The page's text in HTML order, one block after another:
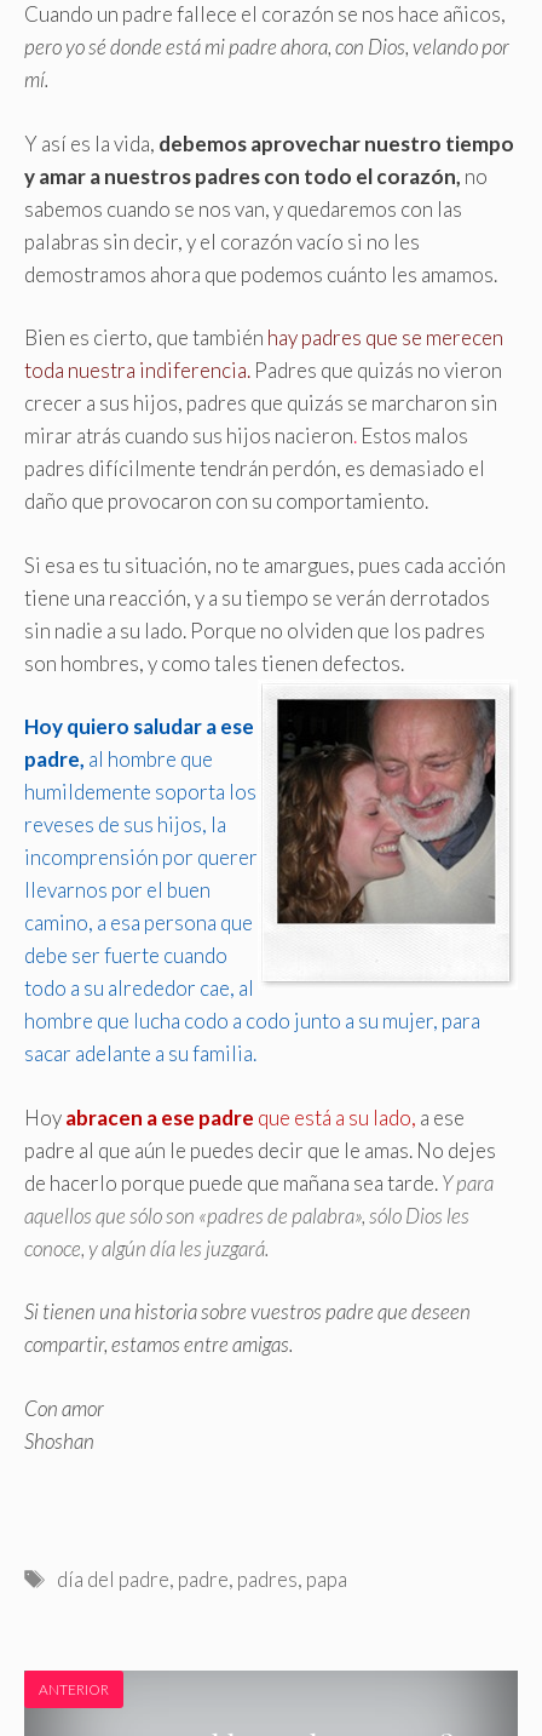
Cuando un padre fallece el corazón se nos hace añicos,
pero yo sé donde está mi padre ahora, con Dios, velando por
mí.
Y así es la vida, debemos aprovechar nuestro tiempo
y amar a nuestros padres con todo el corazón, no
sabemos cuando se nos van, y quedaremos con las
palabras sin decir, y el corazón vacío si no les
demostramos ahora que podemos cuánto les amamos.
Bien es cierto, que también hay padres que se merecen
toda nuestra indiferencia. Padres que quizás no vieron
crecer a sus hijos, padres que quizás se marcharon sin
mirar atrás cuando sus hijos nacieron. Estos malos
padres difícilmente tendrán perdón, es demasiado el
daño que provocaron con su comportamiento.
Si esa es tu situación, no te amargues, pues cada acción
tiene una reacción, y a su tiempo se verán derrotados
sin nadie a su lado. Porque no olviden que los padres
son hombres, y como tales tienen defectos.
Hoy quiero saludar a ese
padre, al hombre que
humildemente soporta los
reveses de sus hijos, la
incomprensión por querer
llevarnos por el buen
camino, a esa persona que
debe ser fuerte cuando
todo a su alrededor cae, al
hombre que lucha codo a codo junto a su mujer, para
sacar adelante a su familia.
Hoyabracen a ese padre que está a su lado, a ese
padre al que aún le puedes decir que le amas. No dejes
de hacerlo porque puede que mañana sea tarde.Y para
aquellos que sólo son «padres de palabra», sólo Dios les
conoce, y algún día les juzgará.
Si tienen una historia sobre vuestros padre que deseen
compartir, estamos entre amigas.
Con amor
Shoshan
Etiquetas
día del padre, padre, padres, papa
ANTERIOR